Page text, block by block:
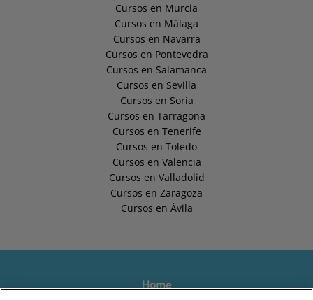
Cursos en Murcia
Cursos en Málaga
Cursos en Navarra
Cursos en Pontevedra
Cursos en Salamanca
Cursos en Sevilla
Cursos en Soria
Cursos en Tarragona
Cursos en Tenerife
Cursos en Toledo
Cursos en Valencia
Cursos en Valladolid
Cursos en Zaragoza
Cursos en Ávila
Home